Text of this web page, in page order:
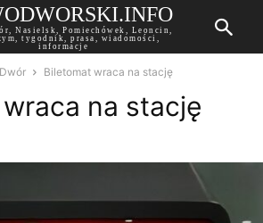
Nasielsk, Pomiechówek, Leoncin,
tygodnik, prasa, wiadomości,
informacje
Biletomat wraca na stację
na stację